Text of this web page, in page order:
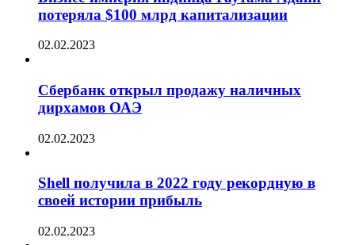
потеряла $100 млрд капитализации
02.02.2023
Сбербанк открыл продажу наличных
дирхамов ОАЭ
02.02.2023
Shell получила в 2022 году рекордную в
своей истории прибыль
02.02.2023